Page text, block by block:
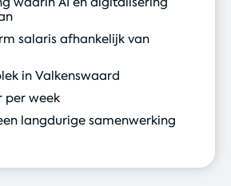
salaris afhankelijk van
in Valkenswaard
per week
langdurige samenwerking